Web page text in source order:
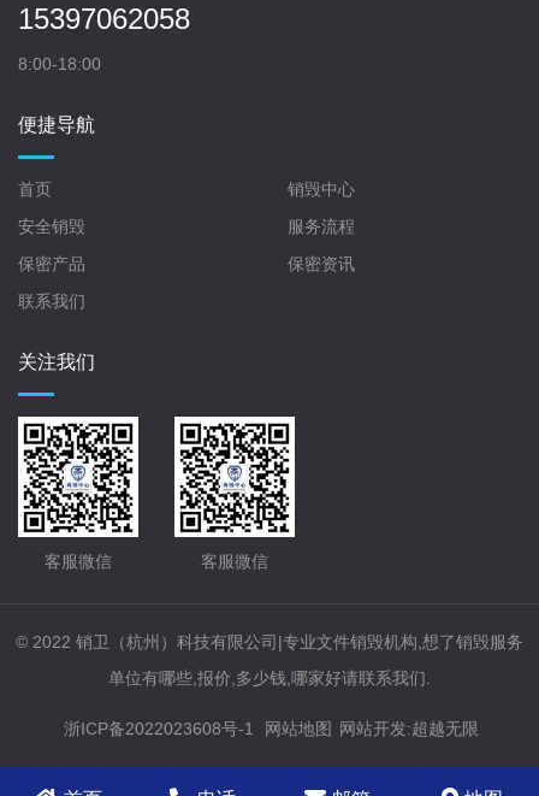
15397062058
8:00-18:00
便捷导航
首页
销毁中心
安全销毁
服务流程
保密产品
保密资讯
联系我们
关注我们
客服微信 客服微信
© 2022 销卫（杭州）科技有限公司|专业文件销毁机构,想了销毁服务
单位有哪些,报价,多少钱,哪家好请联系我们.
浙ICP备2022023608号-1 网站地图 网站开发:超越无限